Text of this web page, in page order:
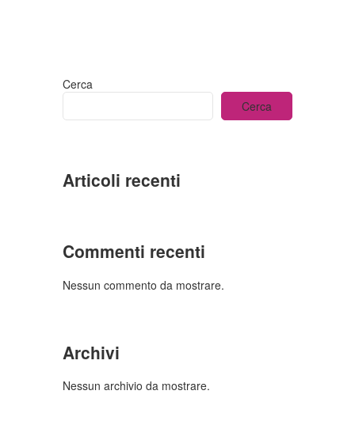
Cerca
Cerca
Articoli recenti
Commenti recenti
Nessun commento da mostrare.
Archivi
Nessun archivio da mostrare.